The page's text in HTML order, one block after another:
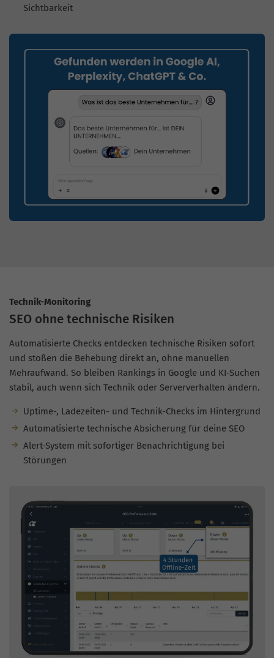
Sichtbarkeit
Technik-Monitoring
SEO ohne technische Risiken
Automatisierte Checks entdecken technische Risiken sofort
und stoßen die Behebung direkt an, ohne manuellen
Mehraufwand. So bleiben Rankings in Google und KI-Suchen
stabil, auch wenn sich Technik oder Serververhalten ändern.
Uptime-, Ladezeiten- und Technik-Checks im Hintergrund
Automatisierte technische Absicherung für deine SEO
Alert-System mit sofortiger Benachrichtigung bei
Störungen